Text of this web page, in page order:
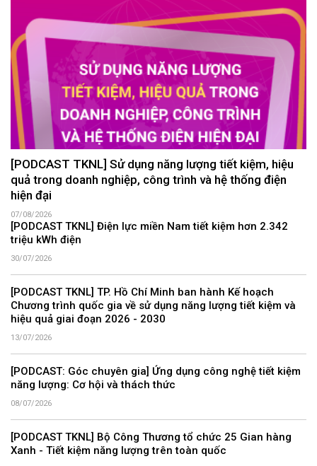
[PODCAST TKNL] Sử dụng năng lượng tiết kiệm, hiệu
quả trong doanh nghiệp, công trình và hệ thống điện
hiện đại
07/08/2026
[PODCAST TKNL] Điện lực miền Nam tiết kiệm hơn 2.342
triệu kWh điện
30/07/2026
[PODCAST TKNL] TP. Hồ Chí Minh ban hành Kế hoạch
Chương trình quốc gia về sử dụng năng lượng tiết kiệm và
hiệu quả giai đoạn 2026 - 2030
13/07/2026
[PODCAST: Góc chuyên gia] Ứng dụng công nghệ tiết kiệm
năng lượng: Cơ hội và thách thức
08/07/2026
[PODCAST TKNL] Bộ Công Thương tổ chức 25 Gian hàng
Xanh - Tiết kiệm năng lượng trên toàn quốc